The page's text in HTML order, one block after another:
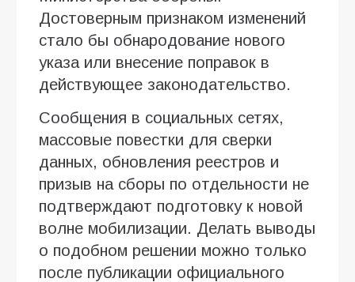
Достоверным признаком изменений
стало бы обнародование нового
указа или внесение поправок в
действующее законодательство.
Сообщения в социальных сетях,
массовые повестки для сверки
данных, обновления реестров и
призыв на сборы по отдельности не
подтверждают подготовку к новой
волне мобилизации. Делать выводы
о подобном решении можно только
после публикации официального